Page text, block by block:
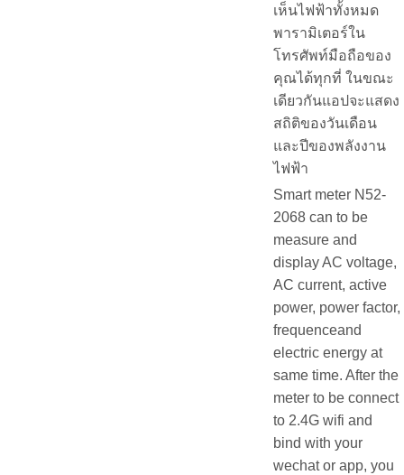
เห็นไฟฟ้าทั้งหมด
พารามิเตอร์ใน
โทรศัพท์มือถือของ
คุณได้ทุกที่ ในขณะ
เดียวกันแอปจะแสดง
สถิติของวันเดือน
และปีของพลังงาน
ไฟฟ้า
Smart meter N52-
2068 can to be
measure and
display AC voltage,
AC current, active
power, power factor,
frequenceand
electric energy at
same time. After the
meter to be connect
to 2.4G wifi and
bind with your
wechat or app, you